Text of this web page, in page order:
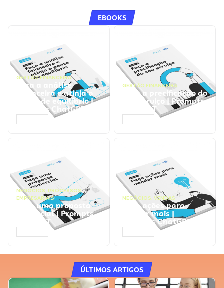
EBOOKS
GESTÃO FINANCEIRA
Faça a análise
financeira e atinja o
ponto de equilíbrio |
Prompts ChatGPT
GESTÃO FINANCEIRA
Faça a precificação do
seu serviço | Prompts
ChatGPT
NEGÓCIOS, PROCESSOS
EMPRESARIAIS
Faça uma proposta
comercial | Prompts
ChatGPT
NEGÓCIOS, VENDAS
Faça ações para
vender mais |
Prompts ChatGPT
ÚLTIMOS ARTIGOS